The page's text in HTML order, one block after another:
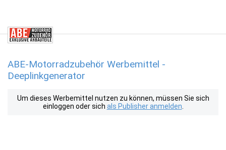
ABE-Motorradzubehör Werbemittel -
Deeplinkgenerator
Um dieses Werbemittel nutzen zu können, müssen Sie sich
einloggen oder sich als Publisher anmelden